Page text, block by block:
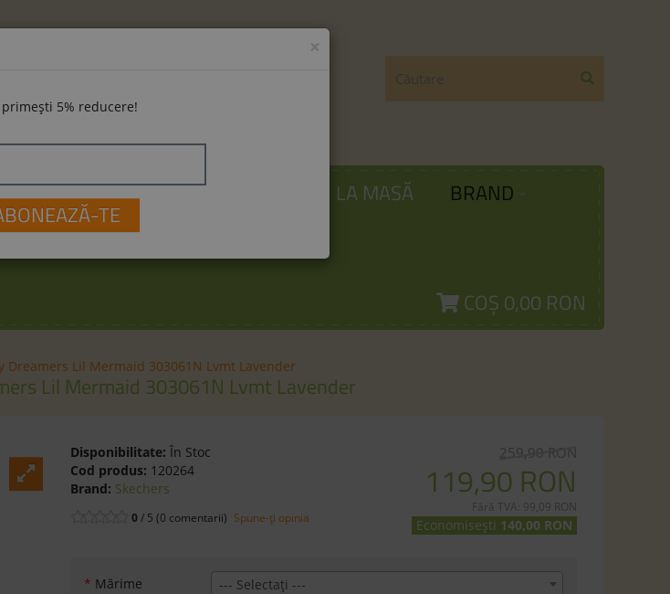
JUCĂRII LA MASĂ
BRAND
COȘ 0,00 RON
Dreamers Lil Mermaid 303061N Lvmt Lavender
Lil Mermaid 303061N Lvmt Lavender
Disponibilitate: În Stoc
Cod produs: 120264
Brand: Skechers
0/ 5 (0 comentarii) Spune-ţi opinia
259,90 RON
119,90 RON
Fără TVA: 99,09 RON
Economisești 140,00 RON
* Mărime --- Selectaţi ---
×
5% reducere!
TE